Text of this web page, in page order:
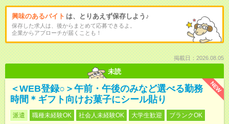
興味のあるバイト は、とりあえず保存しよう♪
保存した求人は、後からまとめて応募できるよ。
企業からアプローチが届くことも！
掲載日：2026.08.05
未読
NEW
＜WEB登録○＞午前・午後のみなど選べる勤務
時間＊ギフト向けお菓子にシール貼り
派遣 職種未経験OK 社会人未経験OK 大学生歓迎
ブランクOK